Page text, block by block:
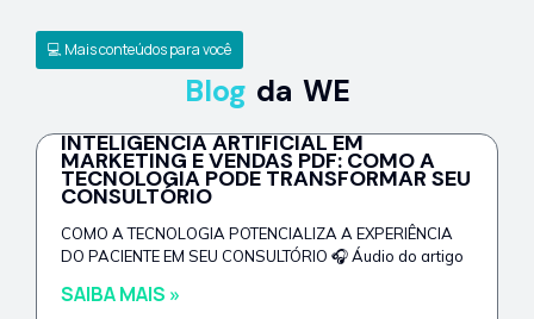
💻 Mais conteúdos para você
Blog da WE
INTELIGÊNCIA ARTIFICIAL EM
MARKETING E VENDAS PDF: COMO A
TECNOLOGIA PODE TRANSFORMAR SEU
CONSULTÓRIO
COMO A TECNOLOGIA POTENCIALIZA A EXPERIÊNCIA
DO PACIENTE EM SEU CONSULTÓRIO 🎧 Áudio do artigo
SAIBA MAIS »